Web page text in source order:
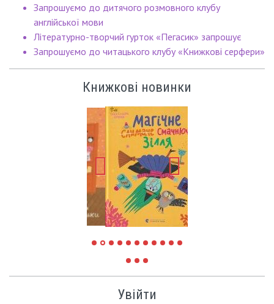
Запрошуємо до дитячого розмовного клубу
англійської мови
Літературно-творчий гурток «Пегасик» запрошує
Запрошуємо до читацького клубу «Книжкові серфери»
Книжкові новинки
Увійти